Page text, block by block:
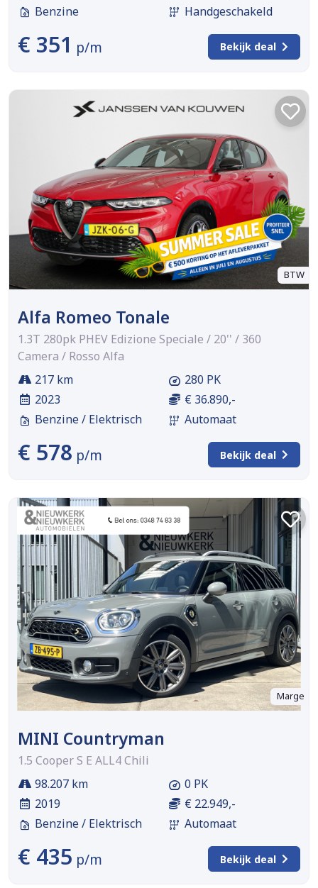
Benzine
Handgeschakeld
€ 351 p/m Bekijk deal
BTW
Alfa Romeo Tonale
1.3T 280pk PHEV Edizione Speciale / 20'' / 360
Camera / Rosso Alfa
217 km
2023
Benzine / Elektrisch
280 PK
€ 36.890,-
Automaat
€ 578 p/m Bekijk deal
Marge
MINI Countryman
1.5 Cooper S E ALL4 Chili
98.207 km
2019
Benzine / Elektrisch
0 PK
€ 22.949,-
Automaat
€ 435 p/m Bekijk deal